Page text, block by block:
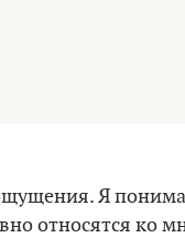
Я
относятся ко